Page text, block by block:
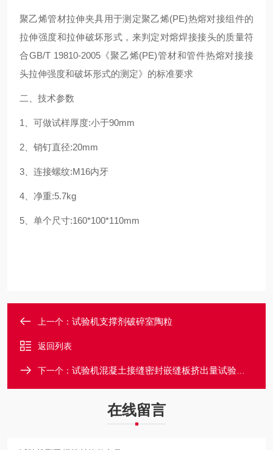
聚乙烯管材拉伸夹具用于测定聚乙烯(PE)热熔对接组件的
拉伸强度和拉伸破坏形式，来判定对熔焊接接头的质量符
合GB/T 19810-2005《聚乙烯(PE)管材和管件热熔对接接
头拉伸强度和破坏形式的测定》的标准要求
二、技术参数
1 、可做试样厚度:小于90mm
2 、销钉直径:20mm
3 、连接螺纹:M16内牙
4 、净重:5.7kg
5 、单个尺寸:160*100*110mm
上一个： 试验机支撑剂破碎室陶粒
返回列表
下一个： 试验机混凝土接缝密封嵌缝板挤出量试验装置
在线留言